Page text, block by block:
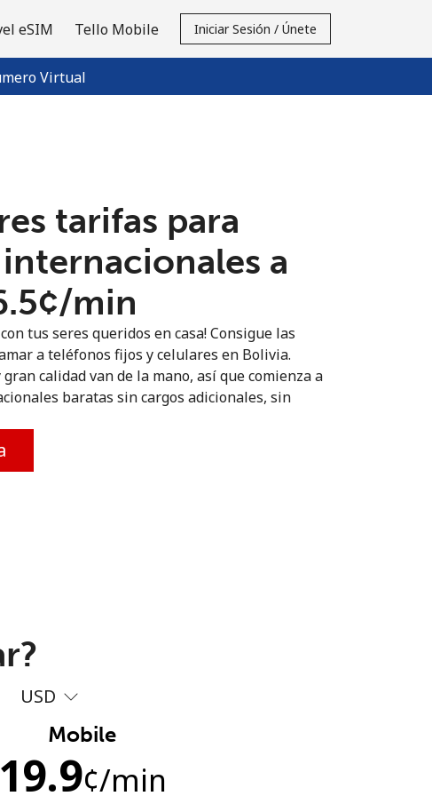
Virtual
eSIM Tello Mobile Iniciar Sesión / Únete
tarifas para
a
min
tus seres queridos en casa! Consigue las
a teléfonos fijos y celulares en Bolivia.
calidad van de la mano, así que comienza a
baratas sin cargos adicionales, sin
USD
Mobile
19.9¢/min